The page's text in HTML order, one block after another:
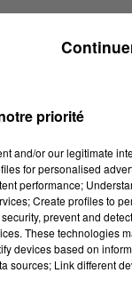
priorité
and/or our legitimate
for personalised
performance;
Create profiles to
prevent and
These technologies
devices based on
sources; Link different